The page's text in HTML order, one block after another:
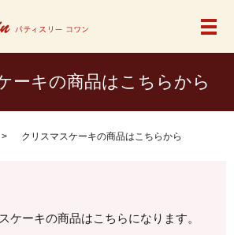
メ
ーキの商品はこちらから
クリスマスケーキの商品はこちらから
ケーキの商品はこちらになります。